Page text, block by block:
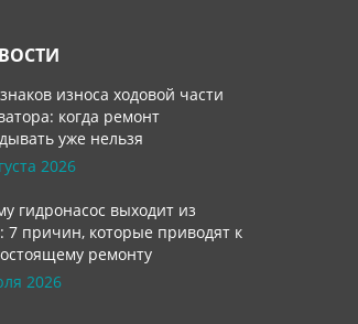
износа ходовой части
когда ремонт
уже нельзя
2026
гидронасос выходит из
7 причин, которые приводят к
ремонту
2026